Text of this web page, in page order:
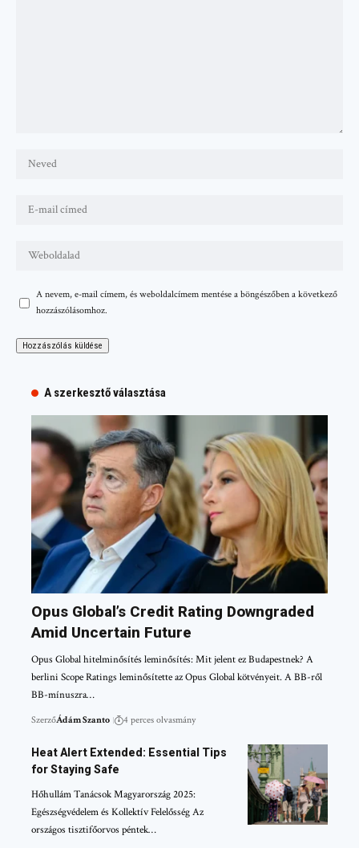
A nevem, e-mail címem, és weboldalcímem mentése a böngészőben a következő
hozzászólásomhoz.
A szerkesztő választása
Opus Global’s Credit Rating Downgraded
Amid Uncertain Future
Opus Global hitelminősítés leminősítés: Mit jelent ez Budapestnek? A
berlini Scope Ratings leminősítette az Opus Global kötvényeit. A BB-ről
BB-mínuszra…
SzerzőÁdám Szanto 4 perces olvasmány
Heat Alert Extended: Essential Tips
for Staying Safe
Hőhullám Tanácsok Magyarország 2025:
Egészségvédelem és Kollektív Felelősség Az
országos tisztifőorvos péntek…